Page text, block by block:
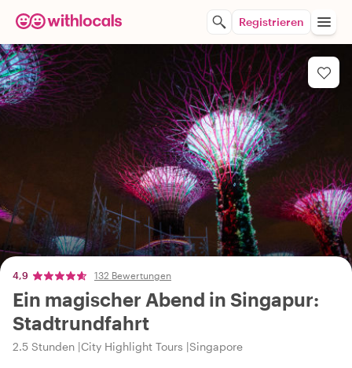
Registrieren
4,9 132 Bewertungen
Ein magischer Abend in Singapur:
Stadtrundfahrt
2.5 Stunden City Highlight Tours Singapore